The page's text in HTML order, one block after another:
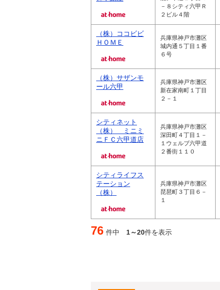
－８シティ六甲Ｒ
２ビル４階
（株）ココビビ
ＨＯＭＥ
兵庫県神戸市灘区
城内通５丁目１番
６号
（株）サザンモ
ール六甲
兵庫県神戸市灘区
新在家南町１丁目
２－１
シティネット
（株） ミニミ
ニＦＣ六甲道店
兵庫県神戸市灘区
深田町４丁目１－
１ウェルブ六甲道
２番街１１０
シティライフス
テーション
（株）
兵庫県神戸市灘区
琵琶町３丁目６－
１
76 件中 1～20件を表示